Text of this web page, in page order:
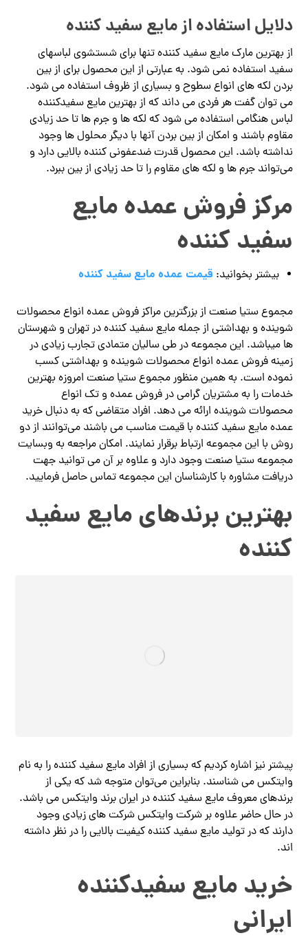
دلایل استفاده از مایع سفید کننده
از بهترین مارک مایع سفید کنندهتنها برای شستشوی لباسهای
سفید استفاده نمی شود. به عبارتی از این محصول برای از بین
بردن لکه های انواع سطوح و بسیاری از ظروف استفاده می شود.
می توان گفت هر فردی می داند که از بهترین مایع سفیدکننده
لباس هنگامی استفاده می شود که لکه ها و جرم ها تا حد زیادی
مقاوم باشند و امکان از بین بردن آنها با دیگر محلول ها وجود
نداشته باشد. این محصول قدرت ضدعفونی کننده بالایی دارد و
می‌تواند جرم ها و لکه های مقاوم را تا حد زیادی از بین ببرد.
مرکز فروش عمده مایع
سفید کننده
بیشتر بخوانید: قیمت عمده مایع سفید کننده
مجموع ستیا صنعت از بزرگترین مراکز فروش عمده انواع محصولات
شوینده و بهداشتی از جمله مایع سفید کننده در تهران و شهرستان
ها میباشد. این مجموعه در طی سالیان متمادی تجارب زیادی در
زمینه فروش عمده انواع محصولات شوینده و بهداشتی کسب
نموده است. به همین منظور مجموع ستیا صنعت امروزه بهترین
خدمات را به مشتریان گرامی در فروش عمده و تک انواع
محصولات شوینده ارائه می دهد. افراد متقاضی که به دنبال خرید
عمده مایع سفید کننده با قیمت مناسب می باشند می‌توانند از دو
روش با این مجموعه ارتباط برقرار نمایند. امکان مراجعه به وبسایت
مجموعه ستیا صنعت وجود دارد و علاوه بر آن می توانید جهت
دریافت مشاوره با کارشناسان این مجموعه تماس حاصل فرمایید.
بهترین برندهای مایع سفید
کننده
پیشتر نیز اشاره کردیم که بسیاری از افراد مایع سفید کننده را به نام
وایتکس می شناسند. بنابراین می‌توان متوجه شد که یکی از
برندهای معروف مایع سفید کننده در ایران برند وایتکس می باشد.
در حال حاضر علاوه بر شرکت وایتکس شرکت های زیادی وجود
دارند که در تولید مایع سفید کننده کیفیت بالایی را در نظر داشته
اند.
خرید مایع سفیدکننده
ایرانی